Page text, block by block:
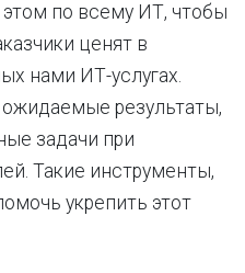
по всему ИТ, чтобы
ценят в
нами ИТ-услугах.
результаты,
задачи при
Такие инструменты,
укрепить этот